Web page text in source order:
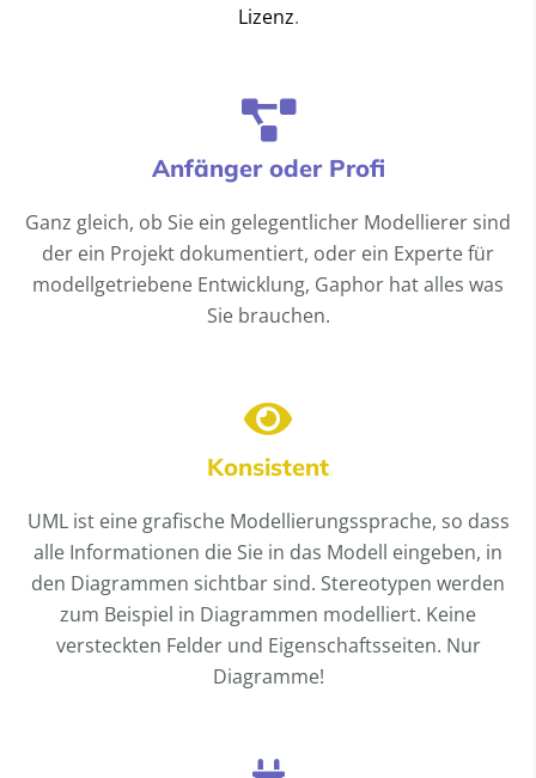
Lizenz.
Anfänger oder Profi
Ganz gleich, ob Sie ein gelegentlicher Modellierer sind
der ein Projekt dokumentiert, oder ein Experte für
modellgetriebene Entwicklung, Gaphor hat alles was
Sie brauchen.
Konsistent
UML ist eine grafische Modellierungssprache, so dass
alle Informationen die Sie in das Modell eingeben, in
den Diagrammen sichtbar sind. Stereotypen werden
zum Beispiel in Diagrammen modelliert. Keine
versteckten Felder und Eigenschaftsseiten. Nur
Diagramme!